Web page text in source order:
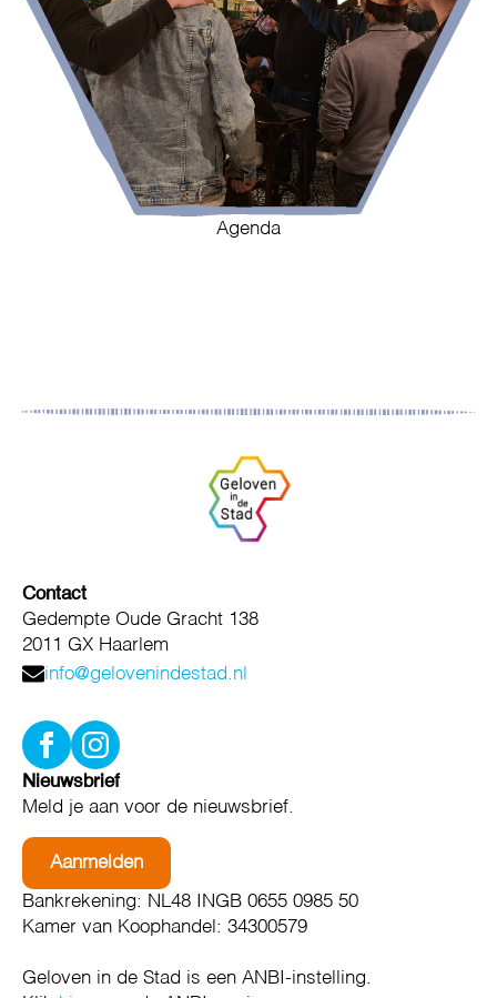
Agenda
Contact
Gedempte Oude Gracht 138
2011 GX Haarlem
info@gelovenindestad.nl
Nieuwsbrief
Meld je aan voor de nieuwsbrief.
Aanmelden
Bankrekening: NL48 INGB 0655 0985 50
Kamer van Koophandel: 34300579
Geloven in de Stad is een ANBI-instelling.